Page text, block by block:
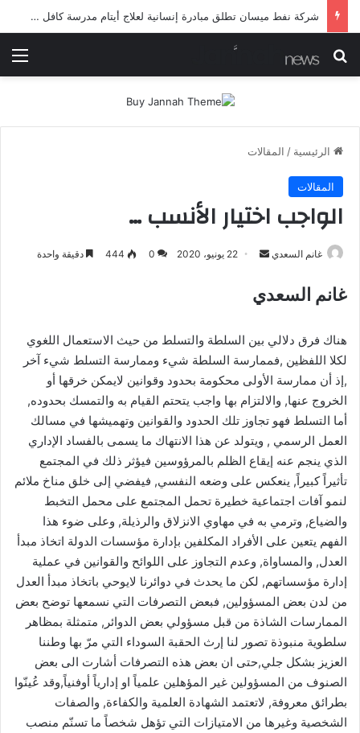
شركة نفط ميسان تطلق مبادرة إنسانية لعلاج أيتام مدرسة كافل اليتيم
بحث عن
الرئيسية / المقالات
المقالات
الواجب اختيار الأنسب …
غانم السعدي
أرسل
إلكترونيا
22 يونيو، 2020 0
444 دقيقة واحدة
غانم السعدي
هناك فرق دلالي بين السلطة والتسلط من حيث الاستعمال اللغوي
لكلا اللفظين ,فممارسة السلطة شيء وممارسة التسلط شيء آخر
,إذ أن ممارسة الأولى محكومة بحدود وقوانين لايمكن خرقها أو
الخروج عنها, والالتزام بها واجب يتحتم القيام به والتمسك بحدوده,
أما التسلط فهو تجاوز تلك الحدود والقوانين وتهميشها في مسالك
العمل الرسمي , ويتولد عن هذا الانتهاك ما يسمى بالفساد الإداري
الذي ينجم عنه إيقاع الظلم بالمرؤوسين فيؤثر ذلك في المجتمع
تأثيراً كبيراً, ينعكس على وضعه النفسي, فيفضي إلى خلق مناخ ملائم
لنمو آفات اجتماعية خطيرة تحمل المجتمع على محمل التخبط
والضياع, وترمي به في مهاوي الانزلاق والرذيلة, وعلى ضوء هذا
الفهم يتعين على الأفراد المكلفين بإدارة مؤسسات الدولة اتخاذ مبدأ
العدل, والمساواة, وعدم التجاوز على اللوائح والقوانين في عملية
إدارة مؤسساتهم, لكن ما يحدث في دوائرنا لايوحي باتخاذ مبدأ العدل
من لدن بعض المسؤولين, فبعض التصرفات التي نسمعها توضح بعض
الممارسات الشاذة من قبل مسؤولي بعض الدوائر, متمثلة بمظاهر
سلطوية منبوذة تصور لنا إرث الحقبة السوداء التي مرّ بها وطننا
العزيز بشكل جلي,حتى ان بعض هذه التصرفات أشارت الى بعض
الصنوف من المسؤولين غير المؤهلين علمياً او إدارياً أوفنياً,وقد عُينّوا
بطرائق معروفة, لاتعتمد الشهادة العلمية والكفاءة, والصفات
الشخصية وغيرها من الامتيازات التي تؤهل شخصاً ما تسنّم منصب